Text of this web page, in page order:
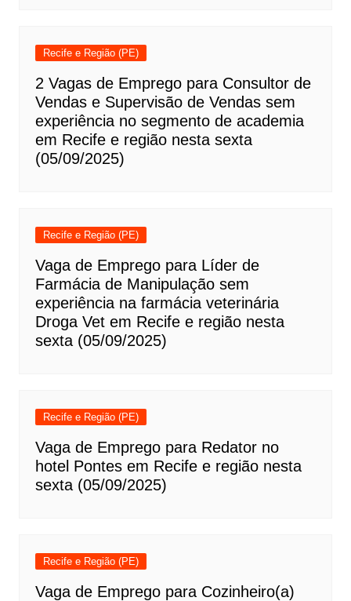
Recife e Região (PE)
2 Vagas de Emprego para Consultor de
Vendas e Supervisão de Vendas sem
experiência no segmento de academia
em Recife e região nesta sexta
(05/09/2025)
Recife e Região (PE)
Vaga de Emprego para Líder de
Farmácia de Manipulação sem
experiência na farmácia veterinária
Droga Vet em Recife e região nesta
sexta (05/09/2025)
Recife e Região (PE)
Vaga de Emprego para Redator no
hotel Pontes em Recife e região nesta
sexta (05/09/2025)
Recife e Região (PE)
Vaga de Emprego para Cozinheiro(a)